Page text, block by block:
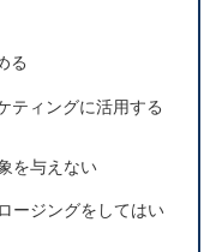
る
ティングに活用する
を与えない
ージングをしてはい